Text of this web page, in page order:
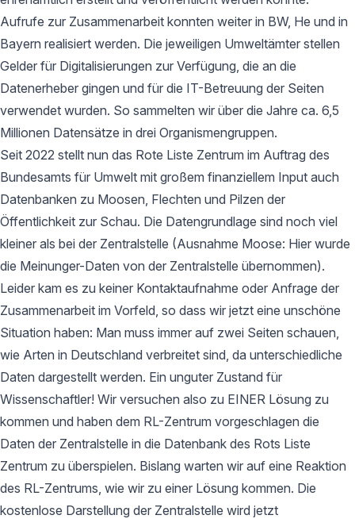
Aufrufe zur Zusammenarbeit konnten weiter in BW, He und in
Bayern realisiert werden. Die jeweiligen Umweltämter stellen
Gelder für Digitalisierungen zur Verfügung, die an die
Datenerheber gingen und für die IT-Betreuung der Seiten
verwendet wurden. So sammelten wir über die Jahre ca. 6,5
Millionen Datensätze in drei Organismengruppen.
Seit 2022 stellt nun das Rote Liste Zentrum im Auftrag des
Bundesamts für Umwelt mit großem finanziellem Input auch
Datenbanken zu Moosen, Flechten und Pilzen der
Öffentlichkeit zur Schau. Die Datengrundlage sind noch viel
kleiner als bei der Zentralstelle (Ausnahme Moose: Hier wurde
die Meinunger-Daten von der Zentralstelle übernommen).
Leider kam es zu keiner Kontaktaufnahme oder Anfrage der
Zusammenarbeit im Vorfeld, so dass wir jetzt eine unschöne
Situation haben: Man muss immer auf zwei Seiten schauen,
wie Arten in Deutschland verbreitet sind, da unterschiedliche
Daten dargestellt werden. Ein unguter Zustand für
Wissenschaftler! Wir versuchen also zu EINER Lösung zu
kommen und haben dem RL-Zentrum vorgeschlagen die
Daten der Zentralstelle in die Datenbank des Rots Liste
Zentrum zu überspielen. Bislang warten wir auf eine Reaktion
des RL-Zentrums, wie wir zu einer Lösung kommen. Die
kostenlose Darstellung der Zentralstelle wird jetzt